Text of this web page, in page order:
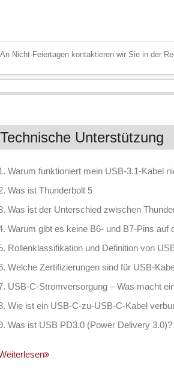
An Nicht-Feiertagen kontaktieren wir Sie in der
Technische Unterstützung
Warum funktioniert mein USB-3.1-Kabel
Was ist Thunderbolt 5
Was ist der Unterschied zwischen
Warum gibt es keine B6- und B7-Pins
Rollenklassifikation und Definition von
Welche Zertifizierungen sind für USB-
USB-C-Stromversorgung – Was macht
Wie ist ein USB-C-zu-USB-C-Kabel
Was ist USB PD3.0 (Power Delivery 3.0)?